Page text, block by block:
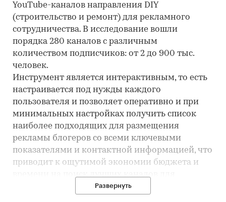
YouTube-каналов направления DIY
(строительство и ремонт) для рекламного
сотрудничества. В исследование вошли
порядка 280 каналов с различным
количеством подписчиков: от 2 до 900 тыс.
человек.
Инструмент является интерактивным, то есть
настраивается под нужды каждого
пользователя и позволяет оперативно и при
минимальных настройках получить список
наиболее подходящих для размещения
рекламы блогеров со всеми ключевыми
показателями и контактной информацией, что
приводит к ощутимой экономии бюджета и
времени на поиск лучших каналов для
эффективного сотрудничества.
Развернуть